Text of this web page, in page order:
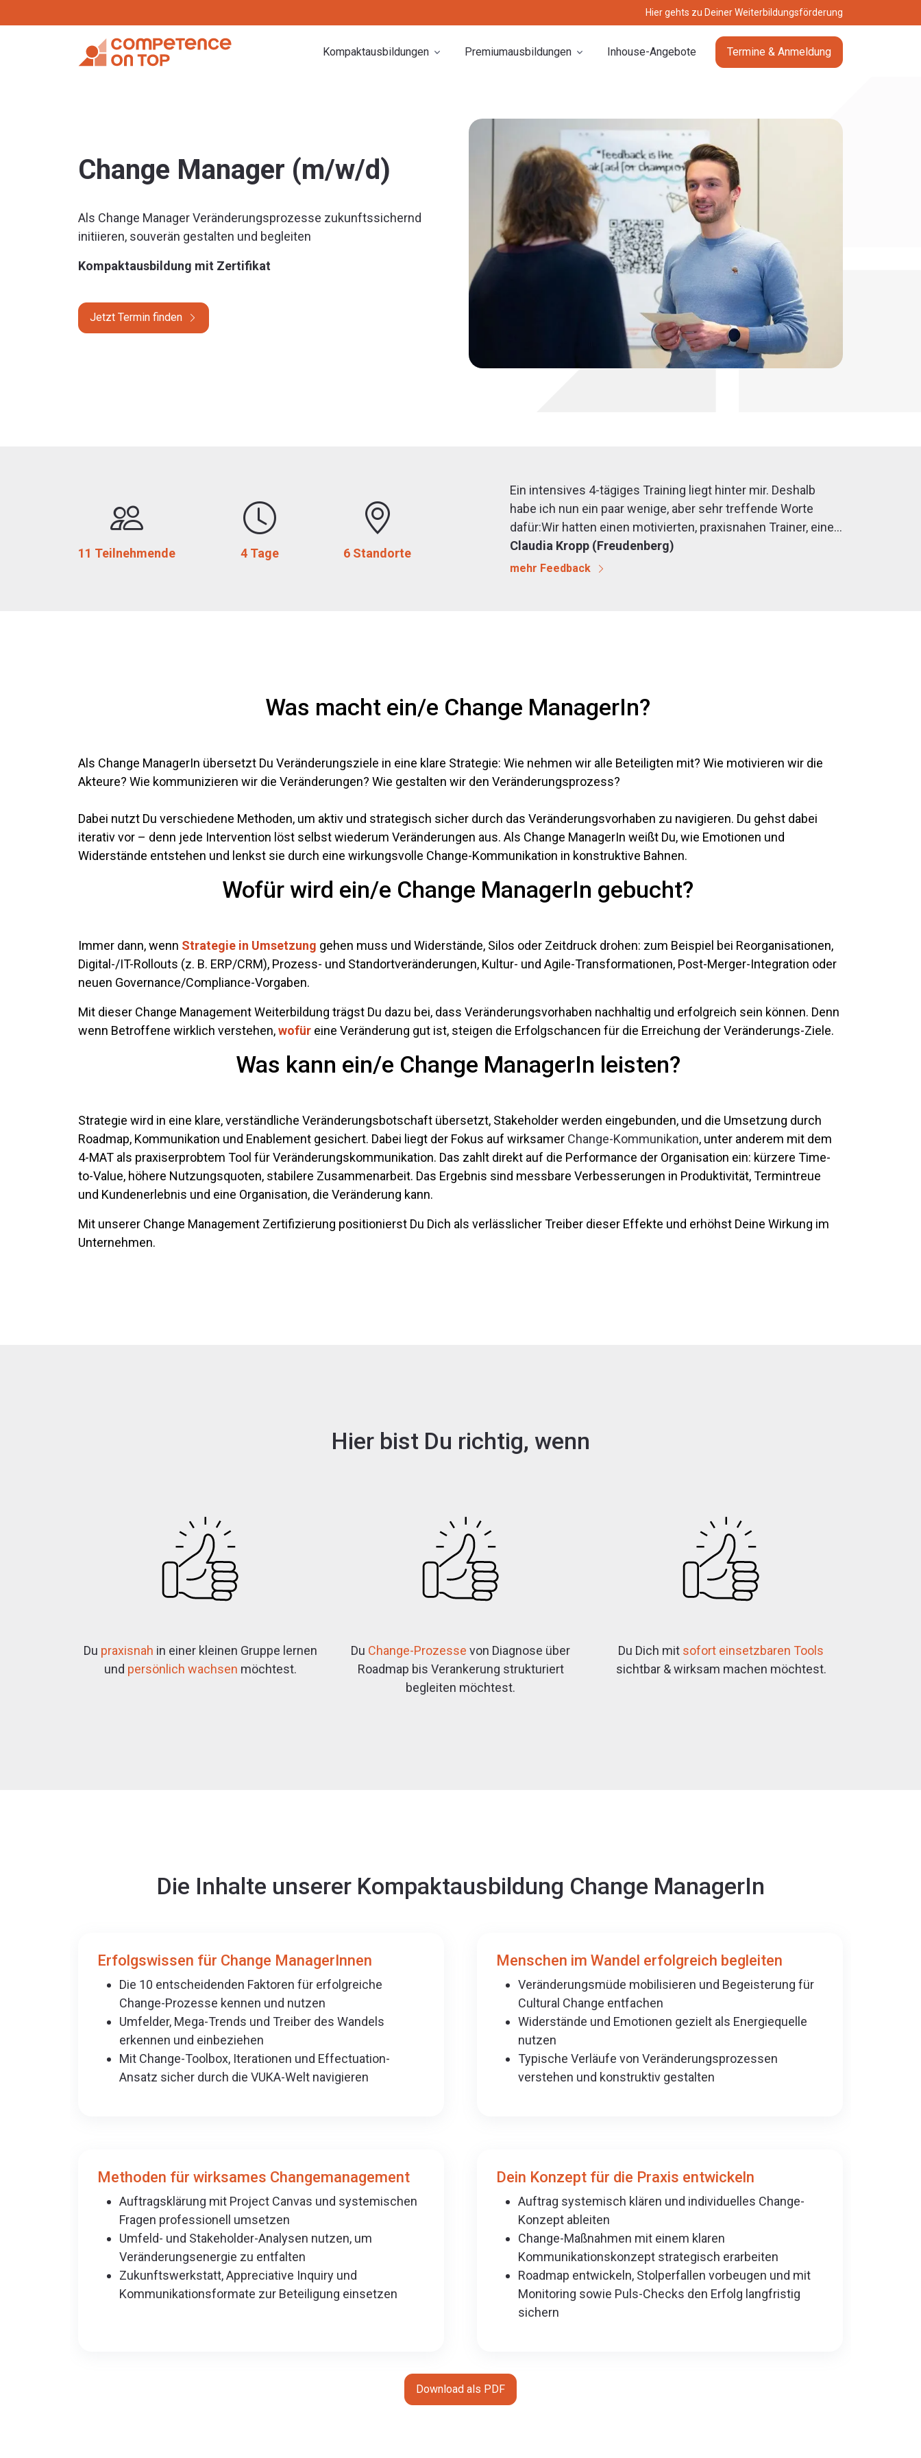
Hier gehts zu Deiner Weiterbildungsförderung
Kompaktausbildungen Premiumausbildungen Inhouse-Angebote Termine & Anmeldung
Change Manager (m/w/d)
Als Change Manager Veränderungsprozesse zukunftssichernd
initiieren, souverän gestalten und begleiten
Kompaktausbildung mit Zertifikat
Jetzt Termin finden
11 Teilnehmende 4 Tage 6 Standorte
Ein intensives 4-tägiges Training liegt hinter mir. Deshalb
habe ich nun ein paar wenige, aber sehr treffende Worte
dafür:Wir hatten einen motivierten, praxisnahen Trainer, eine
tolle Atmosphäre und eine super Stimmung innerhalb der
Gruppe. Der Theorieteil wurde mit tollen Beispielen aus der
Claudia Kropp (Freudenberg)
mehr Feedback
Was macht ein/e Change ManagerIn?
Als Change ManagerIn übersetzt Du Veränderungsziele in eine klare Strategie: Wie nehmen wir alle Beteiligten mit? Wie motivieren wir die
Akteure? Wie kommunizieren wir die Veränderungen? Wie gestalten wir den Veränderungsprozess?
Dabei nutzt Du verschiedene Methoden, um aktiv und strategisch sicher durch das Veränderungsvorhaben zu navigieren. Du gehst dabei
iterativ vor – denn jede Intervention löst selbst wiederum Veränderungen aus. Als Change ManagerIn weißt Du, wie Emotionen und
Widerstände entstehen und lenkst sie durch eine wirkungsvolle Change-Kommunikation in konstruktive Bahnen.
Wofür wird ein/e Change ManagerIn gebucht?
Immer dann, wenn Strategie in Umsetzung gehen muss und Widerstände, Silos oder Zeitdruck drohen: zum Beispiel bei Reorganisationen,
Digital-/IT-Rollouts (z. B. ERP/CRM), Prozess- und Standortveränderungen, Kultur- und Agile-Transformationen, Post-Merger-Integration oder
neuen Governance/Compliance-Vorgaben.
Mit dieser Change Management Weiterbildung trägst Du dazu bei, dass Veränderungsvorhaben nachhaltig und erfolgreich sein können. Denn
wenn Betroffene wirklich verstehen,wofür eine Veränderung gut ist, steigen die Erfolgschancen für die Erreichung der Veränderungs-Ziele.
Was kann ein/e Change ManagerIn leisten?
Strategie wird in eine klare, verständliche Veränderungsbotschaft übersetzt, Stakeholder werden eingebunden, und die Umsetzung durch
Roadmap, Kommunikation und Enablement gesichert. Dabei liegt der Fokus auf wirksamer Change-Kommunikation, unter anderem mit dem
4-MAT als praxiserprobtem Tool für Veränderungskommunikation. Das zahlt direkt auf die Performance der Organisation ein: kürzere Time-
to-Value, höhere Nutzungsquoten, stabilere Zusammenarbeit. Das Ergebnis sind messbare Verbesserungen in Produktivität, Termintreue
und Kundenerlebnis und eine Organisation, die Veränderung kann.
Mit unserer Change Management Zertifizierung positionierst Du Dich als verlässlicher Treiber dieser Effekte und erhöhst Deine Wirkung im
Unternehmen.
Hier bist Du richtig, wenn
Du praxisnah in einer kleinen Gruppe lernen
und persönlich wachsen möchtest.
Du Change-Prozesse von Diagnose über
Roadmap bis Verankerung strukturiert
begleiten möchtest.
Du Dich mit sofort einsetzbaren Tools
sichtbar & wirksam machen möchtest.
Die Inhalte unserer Kompaktausbildung Change ManagerIn
Erfolgswissen für Change ManagerInnen
Die 10 entscheidenden Faktoren für erfolgreiche
Change-Prozesse kennen und nutzen
Umfelder, Mega-Trends und Treiber des Wandels
erkennen und einbeziehen
Mit Change-Toolbox, Iterationen und Effectuation-
Ansatz sicher durch die VUKA-Welt navigieren
Menschen im Wandel erfolgreich begleiten
Veränderungsmüde mobilisieren und Begeisterung für
Cultural Change entfachen
Widerstände und Emotionen gezielt als Energiequelle
nutzen
Typische Verläufe von Veränderungsprozessen
verstehen und konstruktiv gestalten
Methoden für wirksames Changemanagement
Auftragsklärung mit Project Canvas und systemischen
Fragen professionell umsetzen
Umfeld- und Stakeholder-Analysen nutzen, um
Veränderungsenergie zu entfalten
Zukunftswerkstatt, Appreciative Inquiry und
Kommunikationsformate zur Beteiligung einsetzen
Dein Konzept für die Praxis entwickeln
Auftrag systemisch klären und individuelles Change-
Konzept ableiten
Change-Maßnahmen mit einem klaren
Kommunikationskonzept strategisch erarbeiten
Roadmap entwickeln, Stolperfallen vorbeugen und mit
Monitoring sowie Puls-Checks den Erfolg langfristig
sichern
Download als PDF